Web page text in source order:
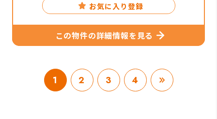
お気に入り登録
この物件の詳細情報を見る
1 2 3 4